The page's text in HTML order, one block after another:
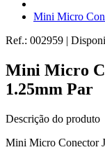
Mini Micro
Ref.: 002959 |
Mini Micro
1.25mm Par
Descrição do produto
Mini Micro Conector